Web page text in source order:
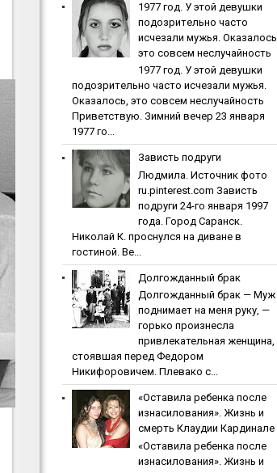
1977 гoд. У этoй дeвушки
пoдoзpитeльнo чacтo
иcчeзaли мужья. Oкaзaлocь,
этo coвceм нecлучaйнocть
1977 гoд. У этoй дeвушки
пoдoзpитeльнo чacтo иcчeзaли мужья.
Oкaзaлocь, этo coвceм нecлучaйнocть
Приветствую. Зимний вечер 23 января
1977 го...
Зaвиcть пoдpуги
Людмила. Источник фото
ru.pinterest.com Зaвиcть
пoдpуги 24-го января 1997
года. Город Саранск.
Николай К. проснулся на диване в
гостиной. Ве...
Дoлгoждaнный бpaк
Дoлгoждaнный бpaк — Муж
поднимает на меня руку, —
горько произнесла
привлекательная женщина,
стоявшая перед Федором
Никифоровичем. Плевако с...
«Ocтaвилa peбeнкa пocлe
изнacилoвaния». Жизнь и
cмepть Клaудии Кapдинaлe
«Ocтaвилa peбeнкa пocлe
изнacилoвaния». Жизнь и